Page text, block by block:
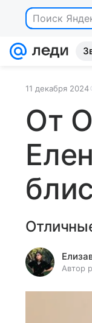
11 декабря 2024
От
Автор